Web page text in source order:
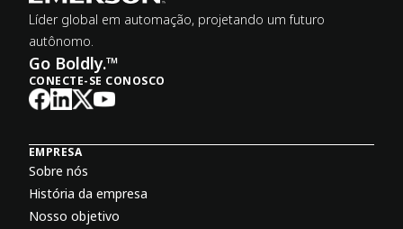
Líder global em automação, projetando um futuro
autônomo.
Go Boldly.™
CONECTE-SE CONOSCO
EMPRESA
Sobre nós
História da empresa
Nosso objetivo